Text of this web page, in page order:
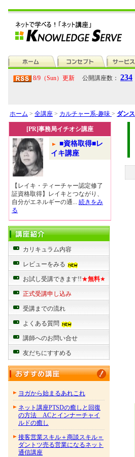
8/9（Sun）更新 公開講座数： 234
ホーム > 全講座 > カルチャー系-趣味 > ダン
[PR]事務局イチオシ講座
■資格取得■レ
イキ講座
【レイキ・ティーチャー認定修了
証資格取得】レイキとつながり、
自分がエネルギーの通... 続きをみ
る
カリキュラム内容
レビューをみる
お試し受講できます!!★無料★
正式受講申し込み
受講までの流れ
よくある質問
講師へのお問い合せ
友だちにすすめる
ヨガから始まるあれこれ
ネット講座PTSDの癒しと回復
の方法 ACとインナーチャイ
ルドの癒し
接客営業スキル＋商談スキル＝
ダントツ売る営業になるネット
通信講座